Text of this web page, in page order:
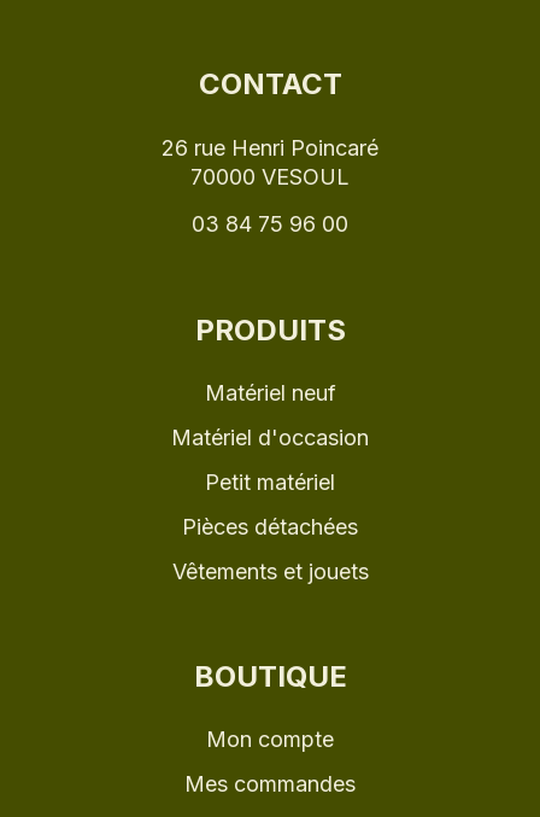
CONTACT
26 rue Henri Poincaré
70000 VESOUL
03 84 75 96 00
PRODUITS
Matériel neuf
Matériel d'occasion
Petit matériel
Pièces détachées
Vêtements et jouets
BOUTIQUE
Mon compte
Mes commandes